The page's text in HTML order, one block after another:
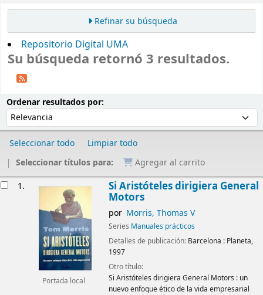
Refinar su búsqueda
Repositorio Digital UMA
Su búsqueda retornó 3 resultados.
Ordenar resultados por:
Seleccionar todo
Limpiar todo
Seleccionar títulos para:
Agregar al carrito
1.
Portada local
Si Aristóteles dirigiera General
Motors
por Morris, Thomas V
Series Manuales prácticos
Detalles de publicación: Barcelona : Planeta,
1997
Otro título:
Si Aristóteles dirigiera General Motors : un
nuevo enfoque ético de la vida empresarial